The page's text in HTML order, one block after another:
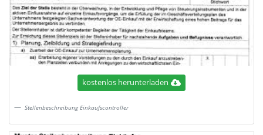
kostenlos herunterladen
Stellenbeschreibung Einkaufscontroller